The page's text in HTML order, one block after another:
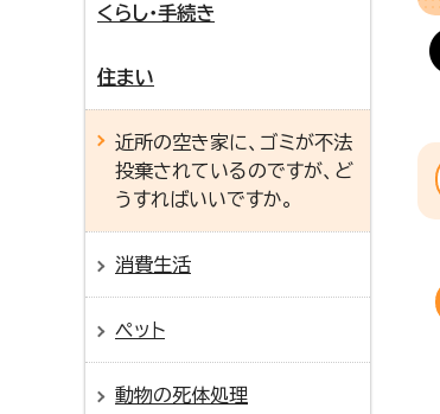
くらし・手続き
住まい
近所の空き家に、ゴミが不法
投棄されているのですが、ど
うすればいいですか。
消費生活
ペット
動物の死体処理